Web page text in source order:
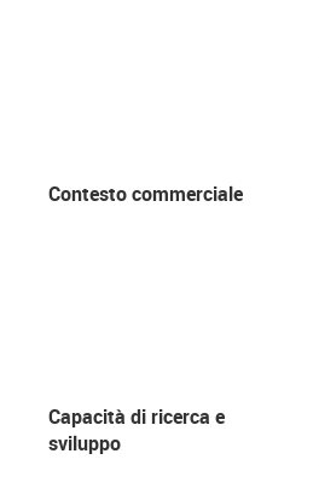
Contesto commerciale
Capacità di ricerca e
sviluppo